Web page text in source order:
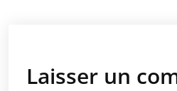
Laisser un